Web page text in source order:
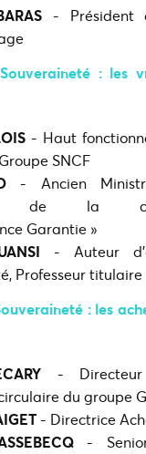
- Président
: les
- Haut
SNCF
- Ancien
de la
Garantie »
- Auteur
Professeur
: les
-
du groupe
- Directrice
-